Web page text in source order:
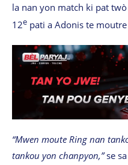
la nan yon match ki pat
12e pati a Adonis te
“Mwen moute Ring nan
tankou yon chanpyon,”se